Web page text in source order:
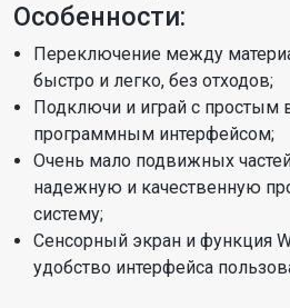
Особенности:
Переключение между
быстро и легко, без отходов;
Подключи и играй с простым
программным интерфейсом;
Очень мало подвижных частей
надежную и качественную
систему;
Сенсорный экран и функция
удобство интерфейса